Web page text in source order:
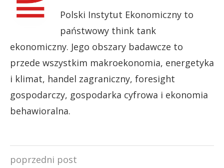
Polski Instytut Ekonomiczny to
państwowy think tank
ekonomiczny. Jego obszary badawcze to
przede wszystkim makroekonomia, energetyka
i klimat, handel zagraniczny, foresight
gospodarczy, gospodarka cyfrowa i ekonomia
behawioralna.
poprzedni post